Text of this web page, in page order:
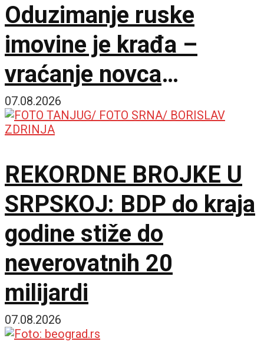
Oduzimanje ruske
imovine je krađa –
vraćanje novca
omogućilo bi mir u
Ukrajini
07.08.2026
REKORDNE BROJKE U
SRPSKOJ: BDP do kraja
godine stiže do
neverovatnih 20
milijardi
07.08.2026